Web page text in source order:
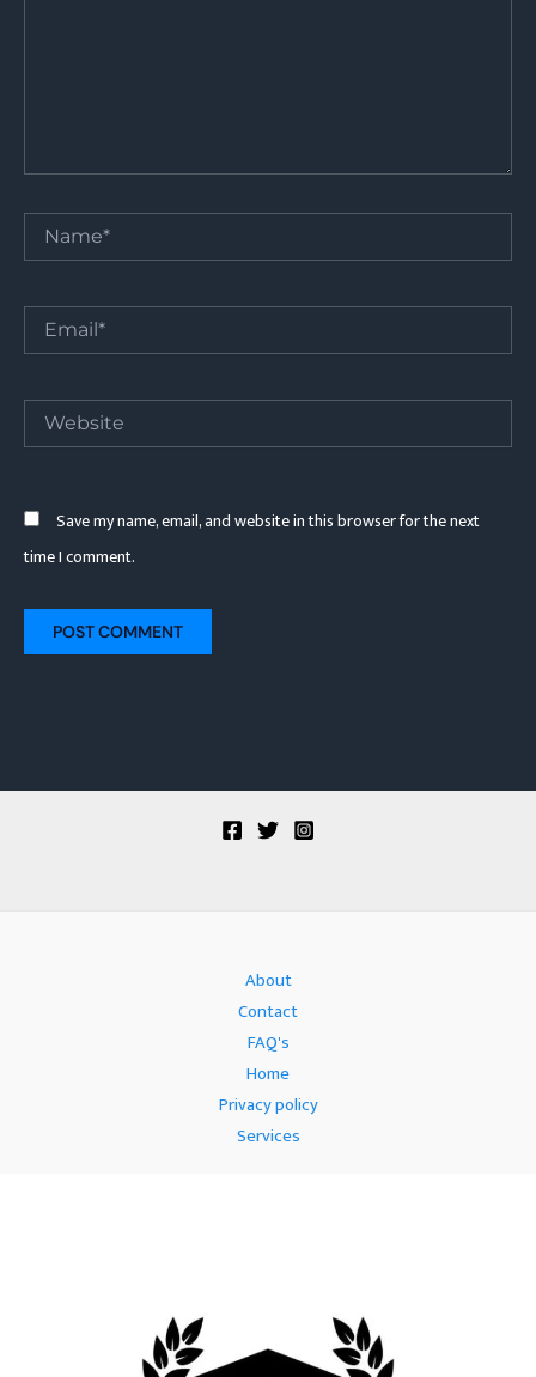
Name*
Email*
Website
Save my name, email, and website in this browser for the next
time I comment.
About
Contact
FAQ's
Home
Privacy policy
Services